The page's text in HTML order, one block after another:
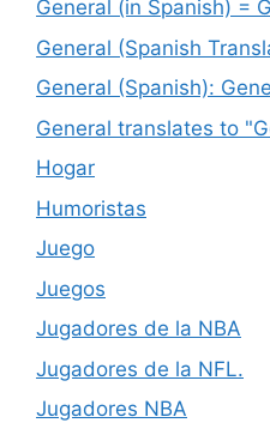
General (in Spanish) =
General (Spanish
General (Spanish):
General translates to
Hogar
Humoristas
Juego
Juegos
Jugadores de la NBA
Jugadores de la NFL.
Jugadores NBA